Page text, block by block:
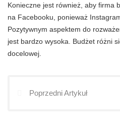
Konieczne jest również, aby firma
na Facebooku, ponieważ
Pozytywnym aspektem do
jest bardzo wysoka. Budżet różni
docelowej.
Poprzedni Artykuł